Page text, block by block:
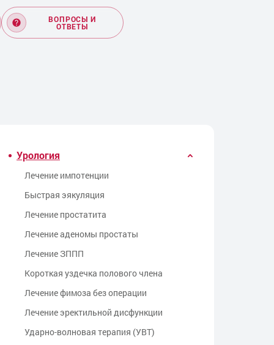
ВОПРОСЫ И
ОТВЕТЫ
Урология
Лечение импотенции
Быстрая эякуляция
Лечение простатита
Лечение аденомы простаты
Лечение ЗППП
Kороткая уздечка полового члена
Лечение фимоза без операции
Лечение эректильной дисфункции
Ударно-волновая терапия (УВТ)